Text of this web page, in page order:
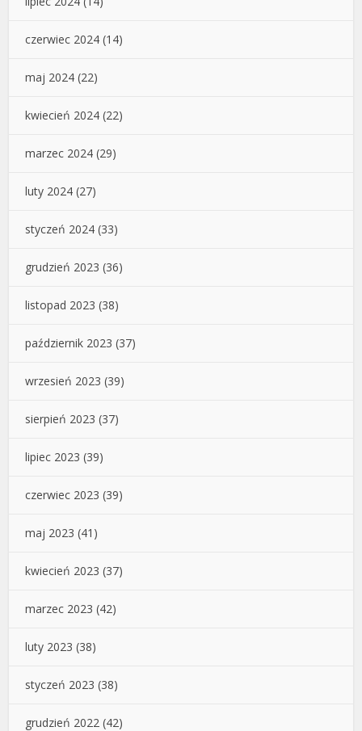
czerwiec 2024 (14)
maj 2024 (22)
kwiecień 2024 (22)
marzec 2024 (29)
luty 2024 (27)
styczeń 2024 (33)
grudzień 2023 (36)
listopad 2023 (38)
październik 2023 (37)
wrzesień 2023 (39)
sierpień 2023 (37)
lipiec 2023 (39)
czerwiec 2023 (39)
maj 2023 (41)
kwiecień 2023 (37)
marzec 2023 (42)
luty 2023 (38)
styczeń 2023 (38)
grudzień 2022 (42)